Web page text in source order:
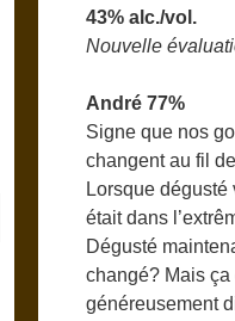
43% alc./vol.
Nouvelle
André 77%
Signe que nos
changent au fil
Lorsque
était dans
Dégusté
changé? Mais
généreusement